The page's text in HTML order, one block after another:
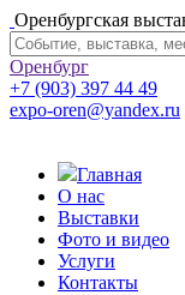
Оренбургская
Оренбург
+7 (903) 397 44 49
expo-oren@yandex.ru
Главная
О нас
Выставки
Фото и видео
Услуги
Контакты